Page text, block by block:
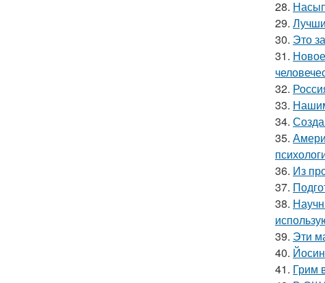
28.
29.
30. Это
31.
32.
33.
34.
35.
36. Из
37.
38.
39. Эти
40.
41. Грим